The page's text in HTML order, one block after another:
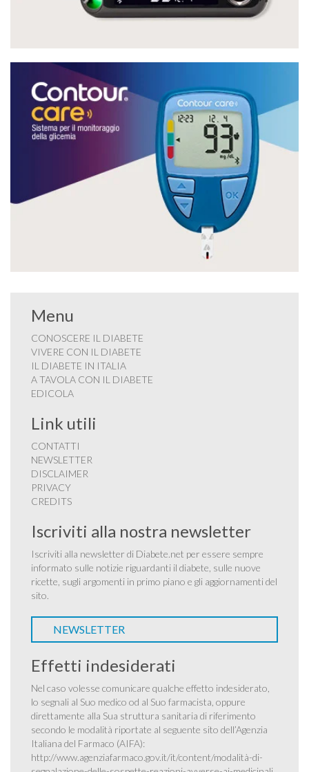
Menu
CONOSCERE IL DIABETE
VIVERE CON IL DIABETE
IL DIABETE IN ITALIA
A TAVOLA CON IL DIABETE
EDICOLA
Link utili
CONTATTI
NEWSLETTER
DISCLAIMER
PRIVACY
CREDITS
Iscriviti alla nostra newsletter
Iscriviti alla newsletter di Diabete.net per essere sempre
informato sulle notizie riguardanti il diabete, sulle nuove
ricette, sugli argomenti in primo piano e gli aggiornamenti del
sito.
NEWSLETTER
Effetti indesiderati
Nel caso volesse comunicare qualche effetto indesiderato,
lo segnali al Suo medico od al Suo farmacista, oppure
direttamente alla Sua struttura sanitaria di riferimento
secondo le modalità riportate al seguente sito dell’Agenzia
Italiana del Farmaco (AIFA):
http://www.agenziafarmaco.gov.it/it/content/modalità-di-